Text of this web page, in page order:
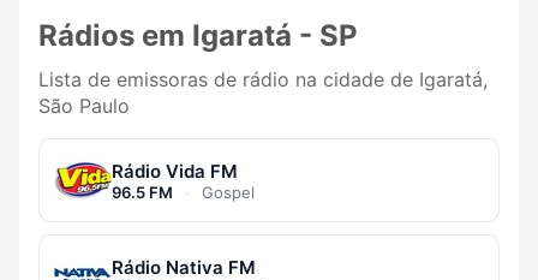
Rádios em Igaratá - SP
Lista de emissoras de rádio na cidade de Igaratá,
São Paulo
Rádio Vida FM
96.5 FM · Gospel
Rádio Nativa FM